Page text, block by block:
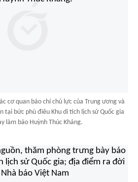
cơ quan báo chí chủ lực của Trung ương và
tại bức phù điêu Khu di tích lịch sử Quốc gia
làm báo Huỳnh Thúc Kháng.